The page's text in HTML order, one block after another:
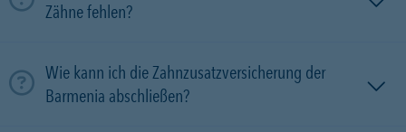
Zähne fehlen?
Wie kann ich die Zahnzusatzversicherung der
Barmenia abschließen?